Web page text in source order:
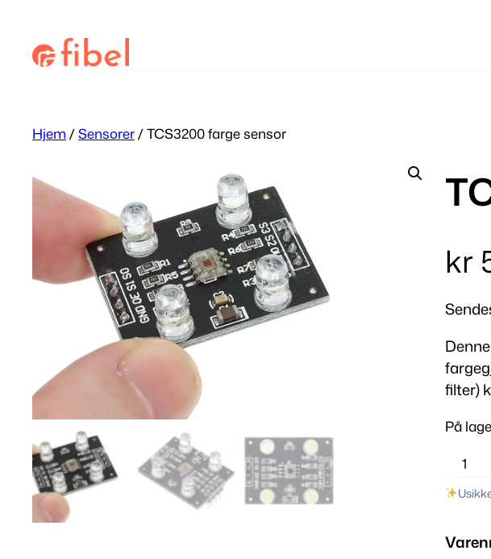
innhold
Søk
Hjem /Sensorer/ TCS3200 farge sensor
kr
filter)
På
S
2